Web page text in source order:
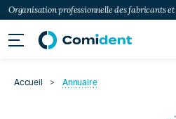
Organisation professionnelle des fabricants
Accueil > Annuaire